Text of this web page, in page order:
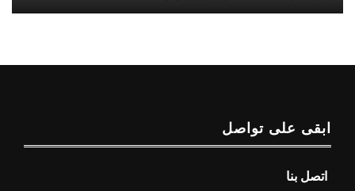
ابقى على تواصل
اتصل بنا